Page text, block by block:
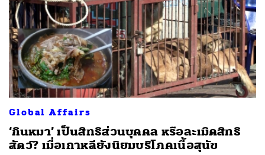
Global Affairs
‘กินหมา’ เป็นสิทธิส่วนบุคคล หรือละเมิดสิทธิ
สัตว์? เมื่อเกาหลียังนิยมบริโภคเนื้อสุนัข
ค้นหา
SHARE